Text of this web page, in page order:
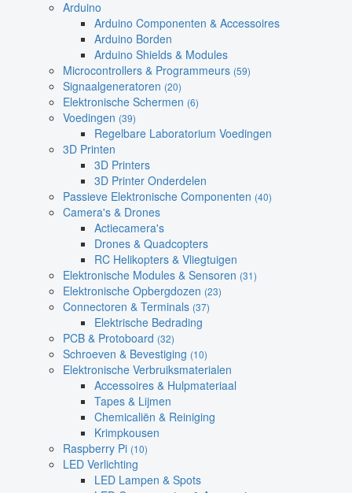
Arduino
Arduino Componenten & Accessoires
Arduino Borden
Arduino Shields & Modules
Microcontrollers & Programmeurs (59)
Signaalgeneratoren (20)
Elektronische Schermen (6)
Voedingen (39)
Regelbare Laboratorium Voedingen
3D Printen
3D Printers
3D Printer Onderdelen
Passieve Elektronische Componenten (40)
Camera's & Drones
Actiecamera's
Drones & Quadcopters
RC Helikopters & Vliegtuigen
Elektronische Modules & Sensoren (31)
Elektronische Opbergdozen (23)
Connectoren & Terminals (37)
Elektrische Bedrading
PCB & Protoboard (32)
Schroeven & Bevestiging (10)
Elektronische Verbruiksmaterialen
Accessoires & Hulpmateriaal
Tapes & Lijmen
Chemicaliën & Reiniging
Krimpkousen
Raspberry Pi (10)
LED Verlichting
LED Lampen & Spots